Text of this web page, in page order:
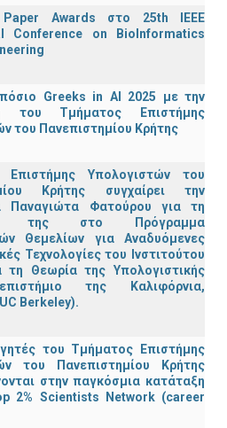
Awards στο 25th IEEE
Conference on BioInformatics
Greeks in AI 2025 με την
του Τμήματος Επιστήμης
του Πανεπιστημίου Κρήτης
Υπολογιστών του
Κρήτης συγχαίρει την
Παναγιώτα Φατούρου για τη
της στο Πρόγραμμα
Θεμελίων για Αναδυόμενες
Τεχνολογίες του Ινστιτούτου
τη Θεωρία της Υπολογιστικής
της Καλιφόρνια,
Berkeley).
του Τμήματος Επιστήμης
του Πανεπιστημίου Κρήτης
στην παγκόσμια κατάταξη
2% Scientists Network (career